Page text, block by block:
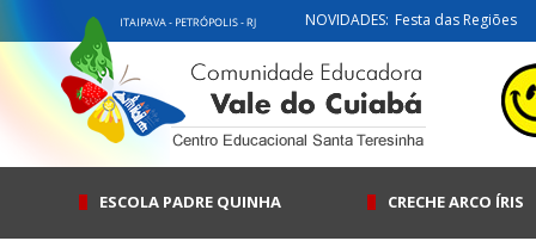
NOVIDADES: Festa das Regiões
ESCOLA PADRE QUINHA CRECHE ARCO ÍRIS